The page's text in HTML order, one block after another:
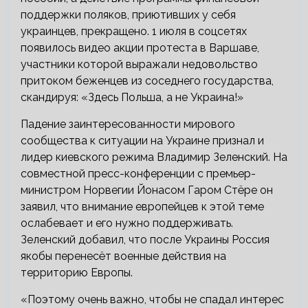
поддержки поляков, приютивших у себя
украинцев, прекращено. 1 июля в соцсетях
появилось видео акции протеста в Варшаве,
участники которой выражали недовольство
притоком беженцев из соседнего государства,
скандируя: «Здесь Польша, а не Украина!»
Падение заинтересованности мирового
сообщества к ситуации на Украине признал и
лидер киевского режима Владимир Зеленский. На
совместной пресс-конференции с премьер-
министром Норвегии Йонасом Гаром Стёре он
заявил, что внимание европейцев к этой теме
ослабевает и его нужно поддерживать.
Зеленский добавил, что после Украины Россия
якобы перенесёт военные действия на
территорию Европы.
«Поэтому очень важно, чтобы не спадал интерес